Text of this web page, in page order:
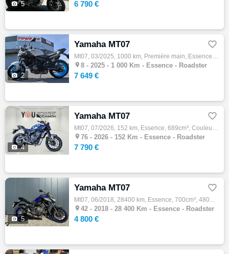
 5 6 790 €
 2
Yamaha MT07 
Mt07, 03/2025, 1000 km, Première main, Essence, 689cm³, Couleur gris, 7649 € Equipements : ,1ère main,Compatible Permis A2,Disponible à l'e…
 8 - 2025 - 1 000 Km - Essence - Roadster
7 649 €
 4
Yamaha MT07 
Mt07, 07/2026, 152 km, Essence, 689cm³, Couleur bleu, 7790 € Equipements : Yamaha MT-07 Équipe de France - Série exclusive - Neuve 0 km À s…
 76 - 2026 - 152 Km - Essence - Roadster
7 790 €
 5
Yamaha MT07 
Mt07, 06/2018, 28400 km, Essence, 700cm³, 4800 € Equipements : Votre distributeur KTM SAINT ETIENNE vous propose à la vente une YAMAHA MT07…
 42 - 2018 - 28 400 Km - Essence - Roadster
4 800 €